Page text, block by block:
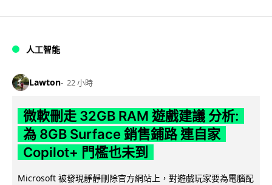
人工智能
Lawton 22 小時
微軟刪走 32GB RAM 遊戲建議 分析:
為 8GB Surface 銷售鋪路 連自家
Copilot+ 門檻也未到
Microsoft 被發現靜靜刪除官方網站上，對遊戲玩家要為電腦配